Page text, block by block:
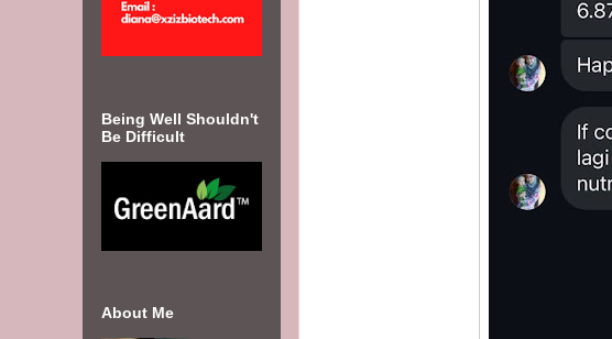
Being Well Shouldn't
Be Difficult
About Me